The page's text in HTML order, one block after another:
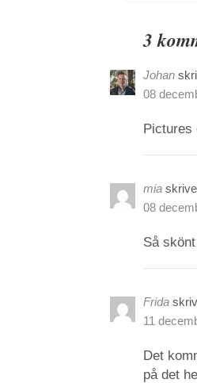
3
Johan
08
Pictures
mia
08
Så
Frida
11
Det
på det